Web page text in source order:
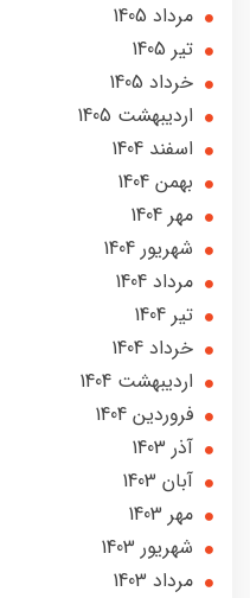
مرداد 1405
تير 1405
خرداد 1405
ارديبهشت 1405
اسفند 1404
بهمن 1404
مهر 1404
شهریور 1404
مرداد 1404
تير 1404
خرداد 1404
ارديبهشت 1404
فروردین 1404
آذر 1403
آبان 1403
مهر 1403
شهریور 1403
مرداد 1403